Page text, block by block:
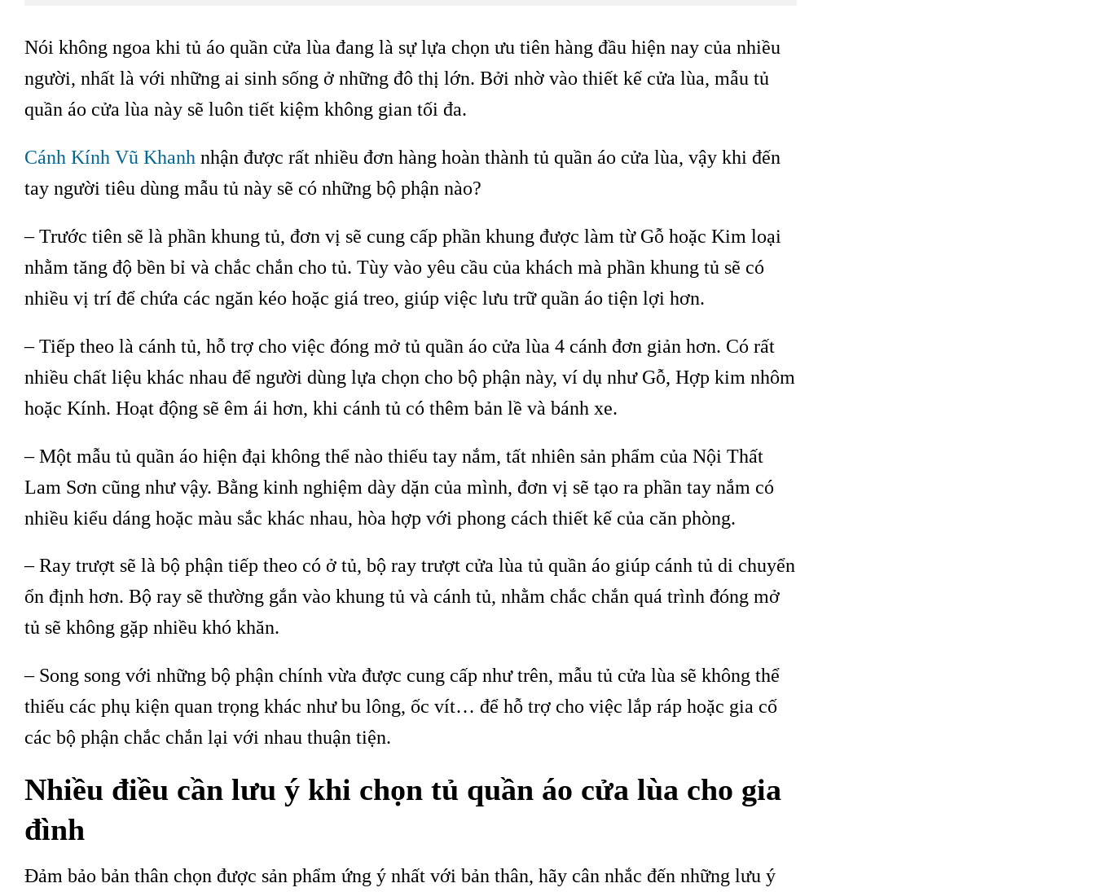
Nói không ngoa khi tủ áo quần cửa lùa đang là sự lựa chọn ưu tiên hàng đầu hiện nay của nhiều
người, nhất là với những ai sinh sống ở những đô thị lớn. Bởi nhờ vào thiết kế cửa lùa, mẫu tủ
quần áo cửa lùa này sẽ luôn tiết kiệm không gian tối đa.
Cánh Kính Vũ Khanh nhận được rất nhiều đơn hàng hoàn thành tủ quần áo cửa lùa, vậy khi đến
tay người tiêu dùng mẫu tủ này sẽ có những bộ phận nào?
– Trước tiên sẽ là phần khung tủ, đơn vị sẽ cung cấp phần khung được làm từ Gỗ hoặc Kim loại
nhằm tăng độ bền bỉ và chắc chắn cho tủ. Tùy vào yêu cầu của khách mà phần khung tủ sẽ có
nhiều vị trí để chứa các ngăn kéo hoặc giá treo, giúp việc lưu trữ quần áo tiện lợi hơn.
– Tiếp theo là cánh tủ, hỗ trợ cho việc đóng mở tủ quần áo cửa lùa 4 cánh đơn giản hơn. Có rất
nhiều chất liệu khác nhau để người dùng lựa chọn cho bộ phận này, ví dụ như Gỗ, Hợp kim nhôm
hoặc Kính. Hoạt động sẽ êm ái hơn, khi cánh tủ có thêm bản lề và bánh xe.
– Một mẫu tủ quần áo hiện đại không thể nào thiếu tay nắm, tất nhiên sản phẩm của Nội Thất
Lam Sơn cũng như vậy. Bằng kinh nghiệm dày dặn của mình, đơn vị sẽ tạo ra phần tay nắm có
nhiều kiểu dáng hoặc màu sắc khác nhau, hòa hợp với phong cách thiết kế của căn phòng.
– Ray trượt sẽ là bộ phận tiếp theo có ở tủ, bộ ray trượt cửa lùa tủ quần áo giúp cánh tủ di chuyển
ổn định hơn. Bộ ray sẽ thường gắn vào khung tủ và cánh tủ, nhằm chắc chắn quá trình đóng mở
tủ sẽ không gặp nhiều khó khăn.
– Song song với những bộ phận chính vừa được cung cấp như trên, mẫu tủ cửa lùa sẽ không thể
thiếu các phụ kiện quan trọng khác như bu lông, ốc vít… để hỗ trợ cho việc lắp ráp hoặc gia cố
các bộ phận chắc chắn lại với nhau thuận tiện.
Nhiều điều cần lưu ý khi chọn tủ quần áo cửa lùa cho gia
đình
Đảm bảo bản thân chọn được sản phẩm ứng ý nhất với bản thân, hãy cân nhắc đến những lưu ý